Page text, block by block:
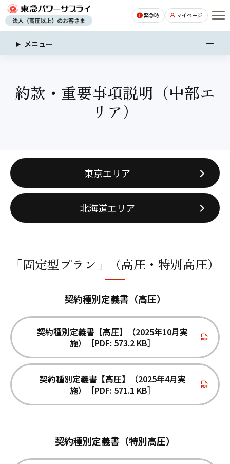
ページの本文へ
緊急時 マイページ
メニュー
約款・重要事項説明（中部エ
リア）
東京エリア
北海道エリア
「固定型プラン」（高圧・特別高圧）
契約種別定義書（高圧）
契約種別定義書【高圧】（2025年10月実
施）［PDF: 573.2 KB］
契約種別定義書【高圧】（2025年4月実
施）［PDF: 571.1 KB］
契約種別定義書（特別高圧）